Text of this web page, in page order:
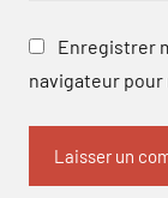
Enregistrer
navigateur pour